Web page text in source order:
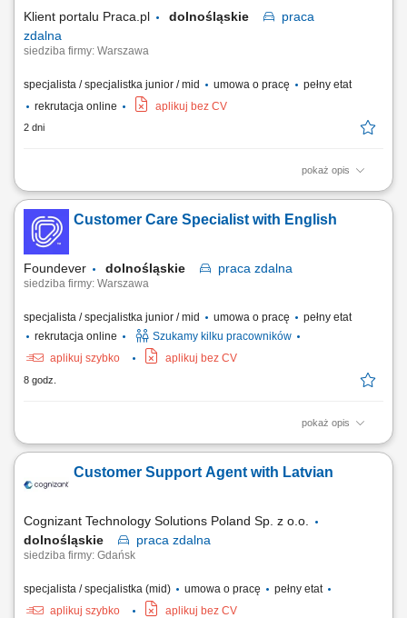
Klient portalu Praca.pl dolnośląskie
praca
zdalna
siedziba firmy: Warszawa
specjalista / specjalistka junior / mid umowa o pracę
pełny etat
rekrutacja online
aplikuj bez CV
2 dni
pokaż opis
zapewnianie profesjonalnej obsługi klienta w języku angielskim
udzielanie wsparcia w zakresie produktów, zamówień oraz kont
użytkowników; odpowiadanie na pytania klientów i pomoc w
rozwiązywaniu bieżących problemów; diagnozowanie podstawowych
zgłoszeń dotyczących produktów i...
Customer Care Specialist with English
Foundever dolnośląskie praca zdalna
siedziba firmy: Warszawa
specjalista / specjalistka junior / mid umowa o pracę
pełny etat
rekrutacja online
Szukamy kilku pracowników
aplikuj szybko
aplikuj bez CV
8 godz.
pokaż opis
Location: Gdańsk or Warsaw, Poland Contract type: Fixed-term contract
responsibilities Provide premium customer care. Support customers with
product-related questions, orders, account inquiries, and general
Customer Support Agent with Latvian
Cognizant Technology Solutions Poland Sp. z o.o.
dolnośląskie
praca zdalna
siedziba firmy: Gdańsk
specjalista / specjalistka (mid) umowa o pracę
pełny etat
aplikuj szybko
aplikuj bez CV